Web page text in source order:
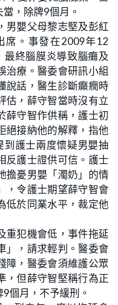
，除牌9個月。
男嬰父母黎志堅及彭紅
席。事發在2009年12
最終腦膜炎導致腦癱及
治療。醫委會研訊小組
說話，醫生診斷癲癇時
估，薛守智當時沒有立
薛守智作供稱，護士初
絕接納他的解釋，指他
護士兩度懷疑男嬰抽
反護士證供可信。護士
擔憂男嬰「濁奶」的情
，令護士期望薛守智會
低於同業水平，裁定他
重犯機會低，事件拖延
」，請求輕判。醫委會
障，醫委會須維護公眾
，但薛守智堅稱行為正
個月，不予緩刑。